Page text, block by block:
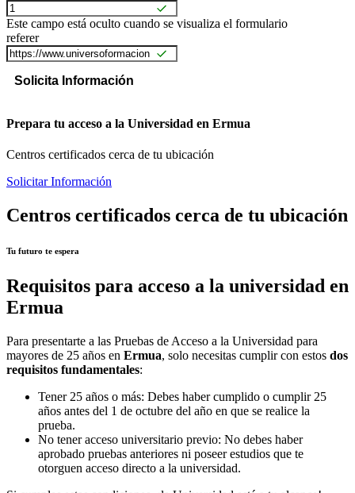
Este campo está oculto cuando se visualiza el formulario
referer
Prepara tu acceso a la Universidad en Ermua
Centros certificados cerca de tu ubicación
Solicitar Información
Centros certificados cerca de tu ubicación
Tu futuro te espera
Requisitos para acceso a la universidad en
Ermua
Para presentarte a las Pruebas de Acceso a la Universidad para
mayores de 25 años en Ermua, solo necesitas cumplir con estos dos
requisitos fundamentales:
Tener 25 años o más: Debes haber cumplido o cumplir 25
años antes del 1 de octubre del año en que se realice la
prueba.
No tener acceso universitario previo: No debes haber
aprobado pruebas anteriores ni poseer estudios que te
otorguen acceso directo a la universidad.